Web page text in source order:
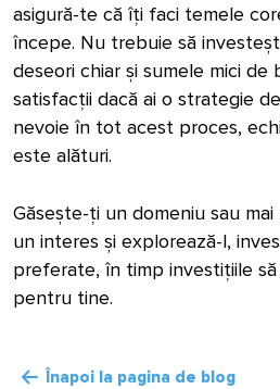
asigură-te că îți faci temele
începe. Nu trebuie să
deseori chiar și sumele mici
satisfacții dacă ai o strategie
nevoie în tot acest proces,
este alături.
Găsește-ți un domeniu sau
un interes și explorează-l,
preferate, în timp investițiile
pentru tine.
Înapoi la pagina de blog